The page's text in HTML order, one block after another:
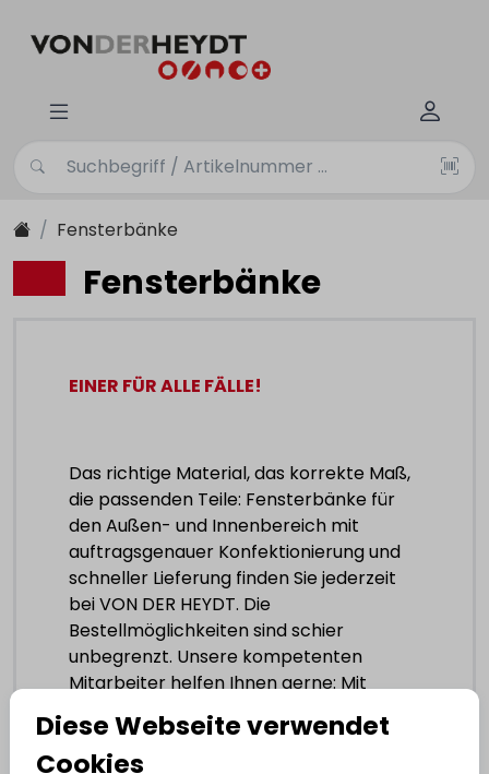
Fensterbänke
Fensterbänke
EINER FÜR ALLE FÄLLE!
Das richtige Material, das korrekte Maß,
die passenden Teile: Fensterbänke für
den Außen- und Innenbereich mit
auftragsgenauer Konfektionierung und
schneller Lieferung finden Sie jederzeit
bei VON DER HEYDT. Die
Bestellmöglichkeiten sind schier
unbegrenzt. Unsere kompetenten
Mitarbeiter helfen Ihnen gerne: Mit
frischen Ideen, nützlichen
Zusatzleistungen und innovativen
Lösungsansätzen, damit Sie Ihre Kunden
Diese Webseite verwendet
Cookies